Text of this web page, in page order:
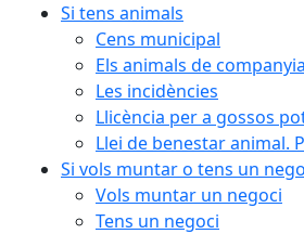
Si tens animals
Cens municipal
Els animals de
Les incidències
Llicència per a gossos
Llei de benestar animal.
Si vols muntar o tens un
Vols muntar un negoci
Tens un negoci